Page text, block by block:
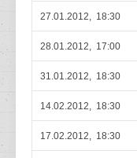
27.01.2012, 18:30
28.01.2012, 17:00
31.01.2012, 18:30
14.02.2012, 18:30
17.02.2012, 18:30